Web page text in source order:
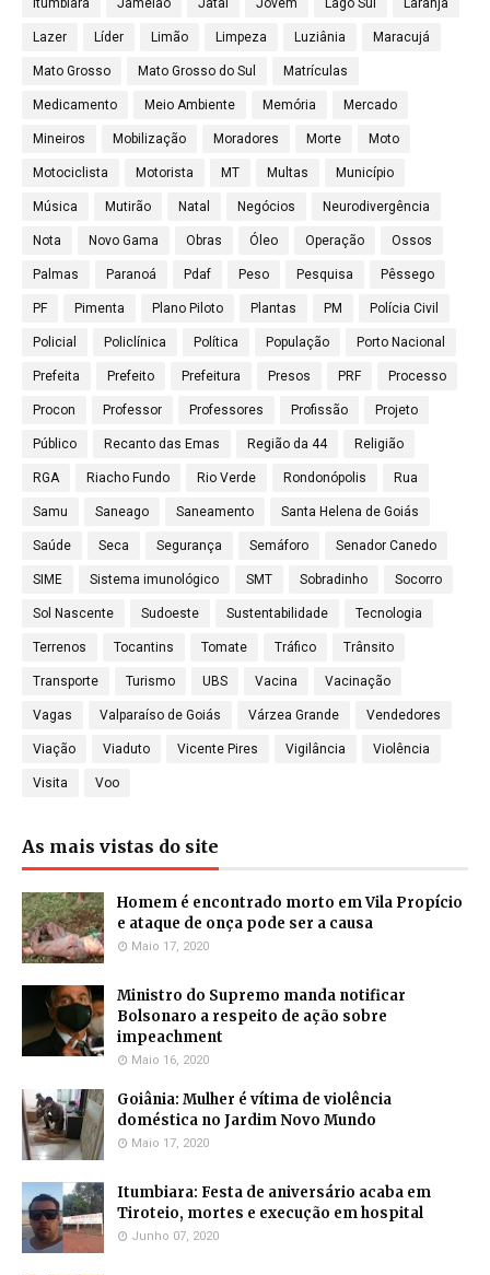
Itumbiara Jamelão Jataí Jovem Lago Sul Laranja
Lazer Líder Limão Limpeza Luziânia Maracujá
Mato Grosso Mato Grosso do Sul Matrículas
Medicamento Meio Ambiente Memória Mercado
Mineiros Mobilização Moradores Morte Moto
Motociclista Motorista MT Multas Município
Música Mutirão Natal Negócios Neurodivergência
Nota Novo Gama Obras Óleo Operação Ossos
Palmas Paranoá Pdaf Peso Pesquisa Pêssego
PF Pimenta Plano Piloto Plantas PM Polícia Civil
Policial Policlínica Política População Porto Nacional
Prefeita Prefeito Prefeitura Presos PRF Processo
Procon Professor Professores Profissão Projeto
Público Recanto das Emas Região da 44 Religião
RGA Riacho Fundo Rio Verde Rondonópolis Rua
Samu Saneago Saneamento Santa Helena de Goiás
Saúde Seca Segurança Semáforo Senador Canedo
SIME Sistema imunológico SMT Sobradinho Socorro
Sol Nascente Sudoeste Sustentabilidade Tecnologia
Terrenos Tocantins Tomate Tráfico Trânsito
Transporte Turismo UBS Vacina Vacinação
Vagas Valparaíso de Goiás Várzea Grande Vendedores
Viação Viaduto Vicente Pires Vigilância Violência
Visita Voo
As mais vistas do site
Homem é encontrado morto em Vila Propício
e ataque de onça pode ser a causa
Maio 17, 2020
Ministro do Supremo manda notificar
Bolsonaro a respeito de ação sobre
impeachment
Maio 16, 2020
Goiânia: Mulher é vítima de violência
doméstica no Jardim Novo Mundo
Maio 17, 2020
Itumbiara: Festa de aniversário acaba em
Tiroteio, mortes e execução em hospital
Junho 07, 2020